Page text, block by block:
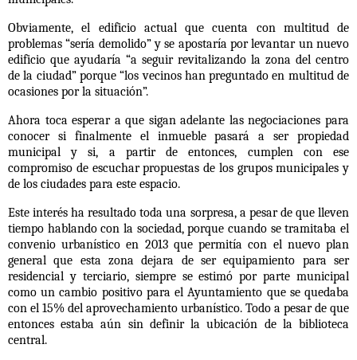
Obviamente, el edificio actual que cuenta con multitud de
problemas “sería demolido” y se apostaría por levantar un nuevo
edificio que ayudaría “a seguir revitalizando la zona del centro
de la ciudad” porque “los vecinos han preguntado en multitud de
ocasiones por la situación”.
Ahora toca esperar a que sigan adelante las negociaciones para
conocer si finalmente el inmueble pasará a ser propiedad
municipal y si, a partir de entonces, cumplen con ese
compromiso de escuchar propuestas de los grupos municipales y
de los ciudades para este espacio.
Este interés ha resultado toda una sorpresa, a pesar de que lleven
tiempo hablando con la sociedad, porque cuando se tramitaba el
convenio urbanístico en 2013 que permitía con el nuevo plan
general que esta zona dejara de ser equipamiento para ser
residencial y terciario, siempre se estimó por parte municipal
como un cambio positivo para el Ayuntamiento que se quedaba
con el 15% del aprovechamiento urbanístico. Todo a pesar de que
entonces estaba aún sin definir la ubicación de la biblioteca
central.